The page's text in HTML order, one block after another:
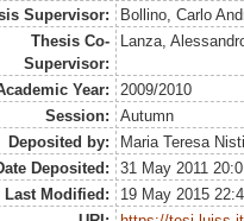
Supervisor:
Bollino, Carlo
Thesis Co-
Supervisor:
Lanza,
Year:
2009/2010
Session:
Autumn
Deposited by:
Maria Teresa
Deposited:
31 May 2011
Last Modified:
19 May 2015